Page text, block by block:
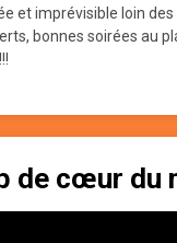
et imprévisible loin
bonnes soirées au
de cœur du